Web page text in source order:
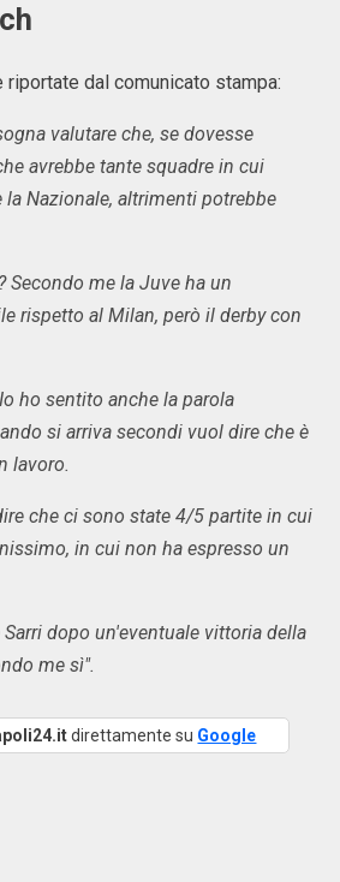
dal comunicato stampa:
valutare che, se dovesse
avrebbe tante squadre in cui
la Nazionale, altrimenti potrebbe
Secondo me la Juve ha un
rispetto al Milan, però il derby con
ho sentito anche la parola
si arriva secondi vuol dire che è
lavoro.
che ci sono state 4/5 partite in cui
in cui non ha espresso un
dopo un'eventuale vittoria della
me sì".
direttamente su Google